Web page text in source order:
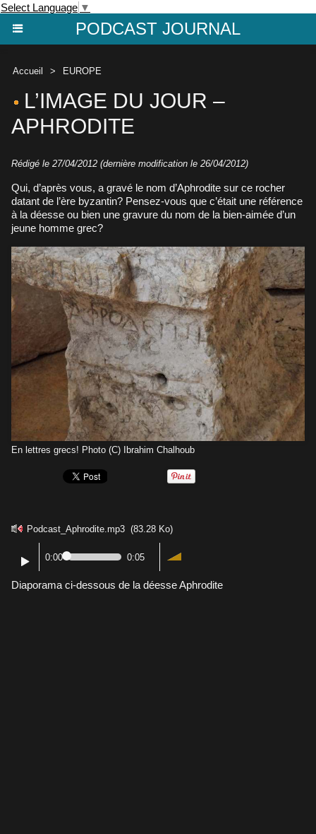
Select Language ▼
PODCAST JOURNAL
Accueil > EUROPE
L’IMAGE DU JOUR –
APHRODITE
Rédigé le 27/04/2012 (dernière modification le 26/04/2012)
Qui, d’après vous, a gravé le nom d’Aphrodite sur ce rocher
datant de l’ère byzantin? Pensez-vous que c’était une référence
à la déesse ou bien une gravure du nom de la bien-aimée d’un
jeune homme grec?
En lettres grecs! Photo (C) Ibrahim Chalhoub
Podcast_Aphrodite.mp3 (83.28 Ko)
0:00 0:05
Diaporama ci-dessous de la déesse Aphrodite